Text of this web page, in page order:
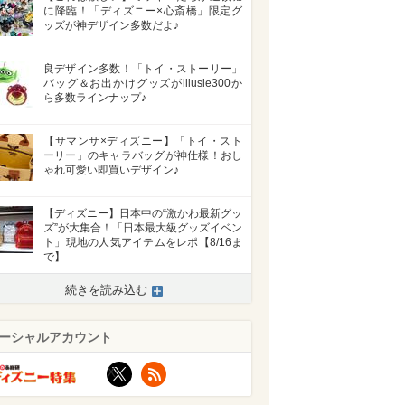
に降臨！「ディズニー×心斎橋」限定グ
ッズが神デザイン多数だよ♪
良デザイン多数！「トイ・ストーリー」
バッグ＆お出かけグッズがillusie300か
ら多数ラインナップ♪
【サマンサ×ディズニー】「トイ・スト
ーリー」のキャラバッグが神仕様！おし
ゃれ可愛い即買いデザイン♪
【ディズニー】日本中の“激かわ最新グッ
ズ”が大集合！「日本最大級グッズイベン
ト」現地の人気アイテムをレポ【8/16ま
で】
続きを読み込む
シャルアカウント
X